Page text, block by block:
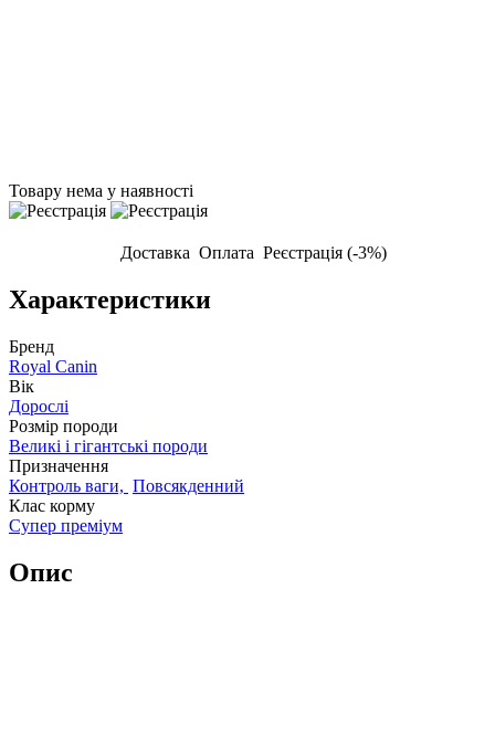
Товару нема у наявності
Доставка Оплата Реєстрація (-3%)
Характеристики
Бренд
Royal Canin
Вік
Дорослі
Розмір породи
Великі і гігантські породи
Призначення
Контроль ваги, Повсякденний
Клас корму
Супер преміум
Опис